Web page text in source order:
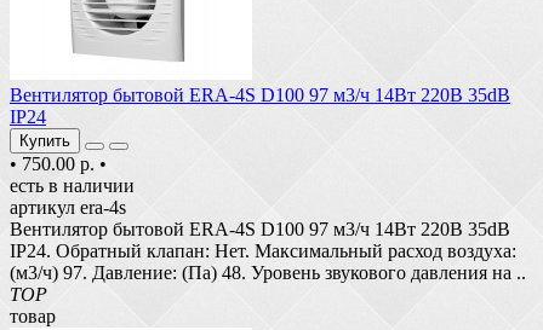
Вентилятор бытовой ERA-4S D100 97 м3/ч 14Вт 220В 35dB
IP24
Купить
• 750.00 р. •
есть в наличии
артикул era-4s
Вентилятор бытовой ERA-4S D100 97 м3/ч 14Вт 220В 35dB
IP24. Обратный клапан: Нет. Максимальный расход воздуха:
(м3/ч) 97. Давление: (Па) 48. Уровень звукового давления на ..
TOP
товар